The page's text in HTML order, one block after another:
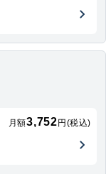
月額3,752 円(税込)